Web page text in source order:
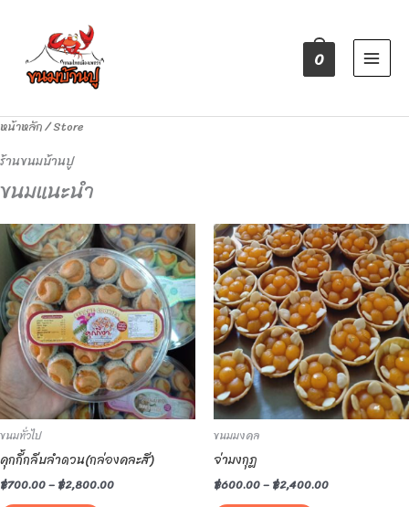
content
0
หน้าหลัก/ Store
ร้านขนมบ้านปู
ขนมแนะนำ
ขนมทั่วไป
คุกกี้กลีบลำดวน(กล่องคละสี)
฿700.00–฿2,800.00
This
product
has
multiple
variants.
The
options
may
be
on
the
ขนมมงคล
จ่ามงกุฎ
฿600.00–฿2,400.00
This
product
has
multiple
variants.
The
options
may
be
the